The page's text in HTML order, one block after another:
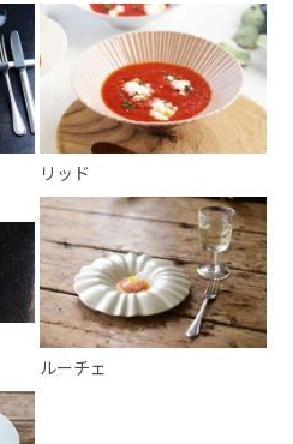
リッド
ルーチェ